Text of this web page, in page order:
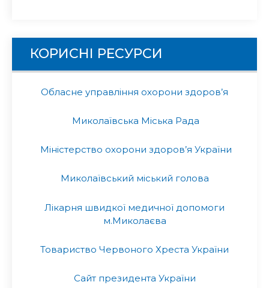
КОРИСНІ РЕСУРСИ
Обласне управління охорони здоров’я
Миколаївська Міська Рада
Міністерство охорони здоров’я України
Миколаївський міський голова
Лікарня швидкої медичної допомоги
м.Миколаєва
Товариство Червоного Хреста України
Сайт президента України